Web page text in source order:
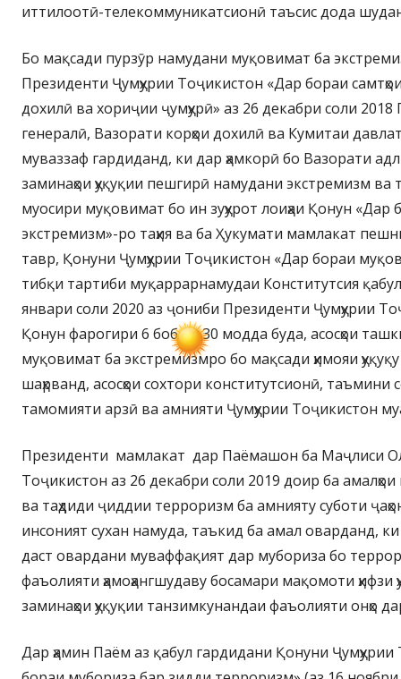
иттилоотӣ-телекоммуникатсионӣ таъсис дода
Бо мақсади пурзӯр намудани муқовимат ба
Президенти Ҷумҳурии Тоҷикистон «Дар бораи
дохилӣ ва хориҷии ҷумҳурӣ» аз 26 декабри соли
генералӣ, Вазорати корҳои дохилӣ ва Кумитаи
муваззаф гардиданд, ки дар ҳамкорӣ бо Вазорати
заминаҳои ҳуқуқии пешгирӣ намудани экстремизм ва
муосири муқовимат бо ин зуҳурот лоиҳаи Қонун
экстремизм»-ро таҳия ва ба Ҳукумати мамлакат
тавр, Қонуни Ҷумҳурии Тоҷикистон «Дар бораи
тибқи тартиби муқаррарнамудаи Конститутсия
январи соли 2020 аз ҷониби Президенти Ҷумҳурии
Қонун фарогири 6 боб ва 30 модда буда, асосҳои
муқовимат ба экстремизмро бо мақсади ҳимояи
шаҳрванд, асосҳои сохтори конститутсионӣ, таъмини
тамомияти арзӣ ва амнияти Ҷумҳурии Тоҷикистон
Президенти мамлакат дар Паёмашон ба Маҷлиси
Тоҷикистон аз 26 декабри соли 2019 доир ба
ва таҳдиди ҷиддии терроризм ба амнияту суботи
инсоният сухан намуда, таъкид ба амал оварданд,
даст овардани муваффақият дар мубориза бо
фаъолияти ҳамоҳангшудаву босамари мақомоти ҳифзи
заминаҳои ҳуқуқии танзимкунандаи фаъолияти онҳо
Дар ҳамин Паём аз қабул гардидани Қонуни